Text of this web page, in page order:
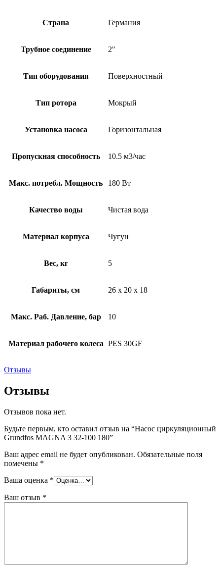
Страна Германия
Трубное соединение 2"
Тип оборудования Поверхностный
Тип ротора Мокрый
Установка насоса Горизонтальная
Пропускная способность 10.5 м3/час
Макс. потребл. Мощность 180 Вт
Качество воды Чистая вода
Материал корпуса Чугун
Вес, кг 5
Габариты, см 26 x 20 x 18
Макс. Раб. Давление, бар 10
Материал рабочего колеса PES 30GF
Отзывы
Отзывы
Отзывов пока нет.
Будьте первым, кто оставил отзыв на “Насос циркуляционный
Grundfos MAGNA 3 32-100 180”
Ваш адрес email не будет опубликован. Обязательные поля
помечены *
Ваша оценка *
Ваш отзыв *